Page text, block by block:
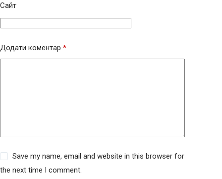
Сайт
Додати коментар *
Save my name, email and website in this browser for
the next time I comment.